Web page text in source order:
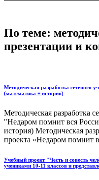
По теме:
презентации и
Методическая разработка сетевого
(математика + история)
Методическая разработка
"Недаром помнит вся
история) Методическая
проекта «Недаром помнит
Учебный проект "Честь и совесть
учениками 10-11 классов и